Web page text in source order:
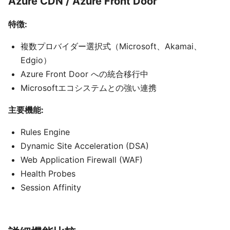
特徴:
複数プロバイダー選択式（Microsoft、Akamai、
Edgio）
Azure Front Door への統合移行中
Microsoftエコシステムとの強い連携
主要機能:
Rules Engine
Dynamic Site Acceleration (DSA)
Web Application Firewall (WAF)
Health Probes
Session Affinity